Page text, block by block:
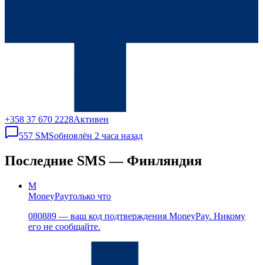
+358 37 670 2228Активен
557 SMSобновлён 2 часа назад
Последние SMS — Финляндия
M
MoneyPayтолько что
080889 — ваш код подтверждения MoneyPay. Никому
его не сообщайте.